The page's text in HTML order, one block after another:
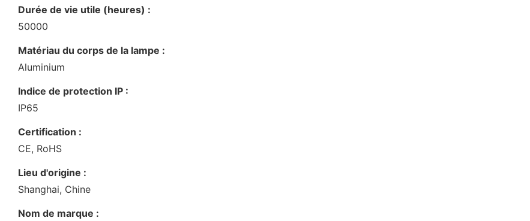
Durée de vie utile (heures) :
50000
Matériau du corps de la lampe :
Aluminium
Indice de protection IP :
IP65
Certification :
CE, RoHS
Lieu d'origine :
Shanghai, Chine
Nom de marque :